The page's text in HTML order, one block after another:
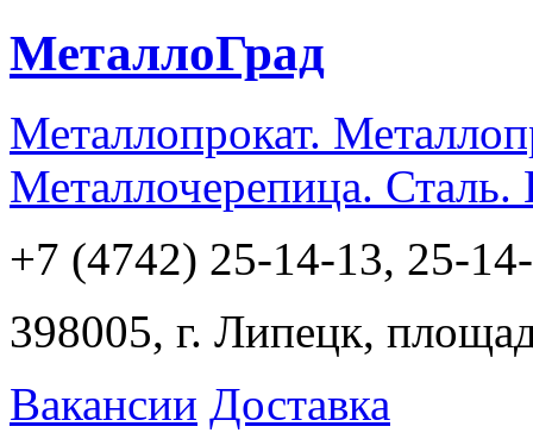
МеталлоГрад
Металлопрокат.
Металлочерепица.
+7 (4742) 25-14-13, 25-
398005, г. Липецк,
Вакансии Доставка